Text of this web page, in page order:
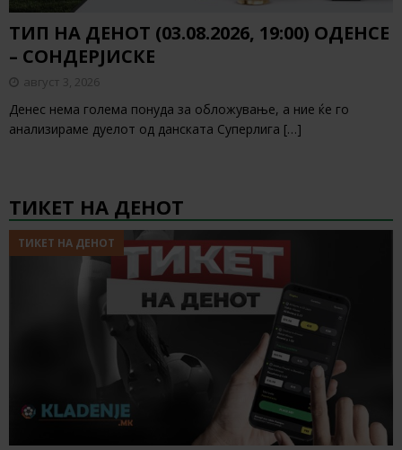
ТИП НА ДЕНОТ (03.08.2026, 19:00) ОДЕНСЕ
– СОНДЕРЈИСКЕ
август 3, 2026
Денес нема голема понуда за обложување, а ние ќе го
анализираме дуелот од данската Суперлига […]
ТИКЕТ НА ДЕНОТ
ТИКЕТ НА ДЕНОТ